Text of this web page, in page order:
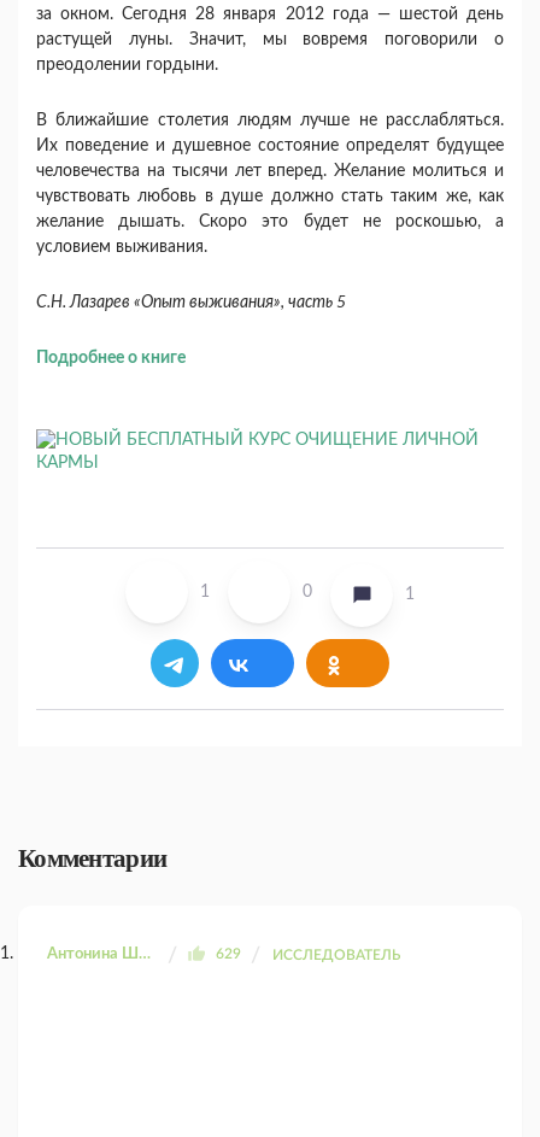
за окном. Сегодня 28 января 2012 года — шестой день
растущей луны. Значит, мы вовремя поговорили о
преодолении гордыни.
В ближайшие столетия людям лучше не расслаб­ляться.
Их поведение и душевное состояние определят будущее
человечества на тысячи лет вперед. Желание молиться и
чувствовать любовь в душе должно стать таким же, как
желание дышать. Скоро это будет не ро­скошью, а
условием выживания.
С.Н. Лазарев «Опыт выживания», часть 5
Подробнее о книге
1 0 1
Комментарии
Антонина Шахтаренко 629 ИССЛЕДОВАТЕЛЬ